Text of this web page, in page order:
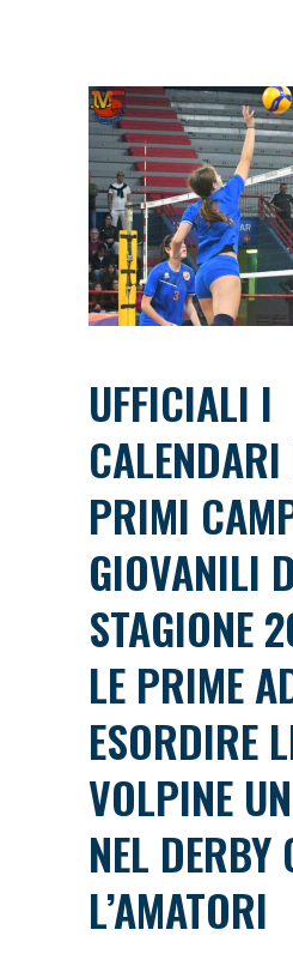
UFFICIALI I
PRIMI
GIOVANILI
STAGIONE
LE PRIME
ESORDIRE
VOLPINE
NEL DERBY
L’AMATORI